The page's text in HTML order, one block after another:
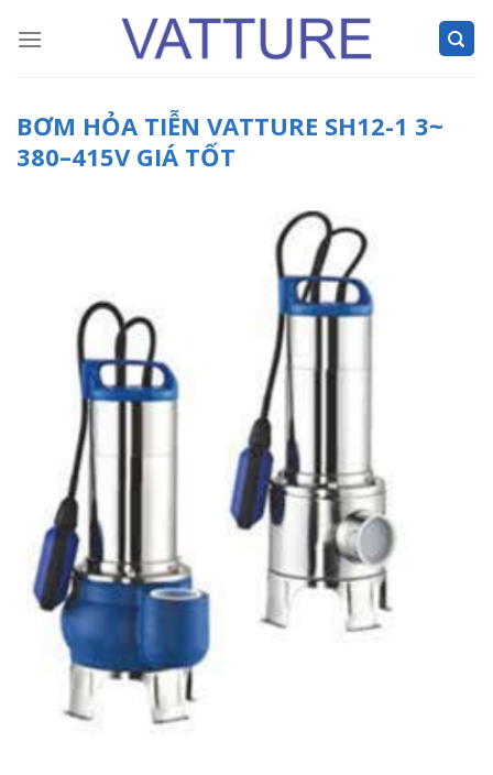
BƠM HỎA TIỄN VATTURE SH12-1 3~
380–415V GIÁ TỐT